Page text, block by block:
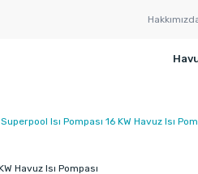
Superpool Isı Pompası 16 KW Havuz Isı